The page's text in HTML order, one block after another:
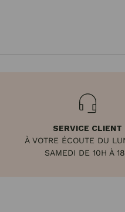
SERVICE CLIENT
À VOTRE ÉCOUTE DU
SAMEDI DE 10H À